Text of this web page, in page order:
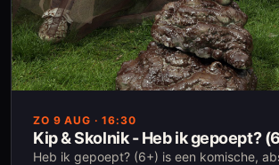
ZO 9 AUG · 16:30
Kip & Skolnik - Heb ik gepoept?
Heb ik gepoept? (6+) is een komische,